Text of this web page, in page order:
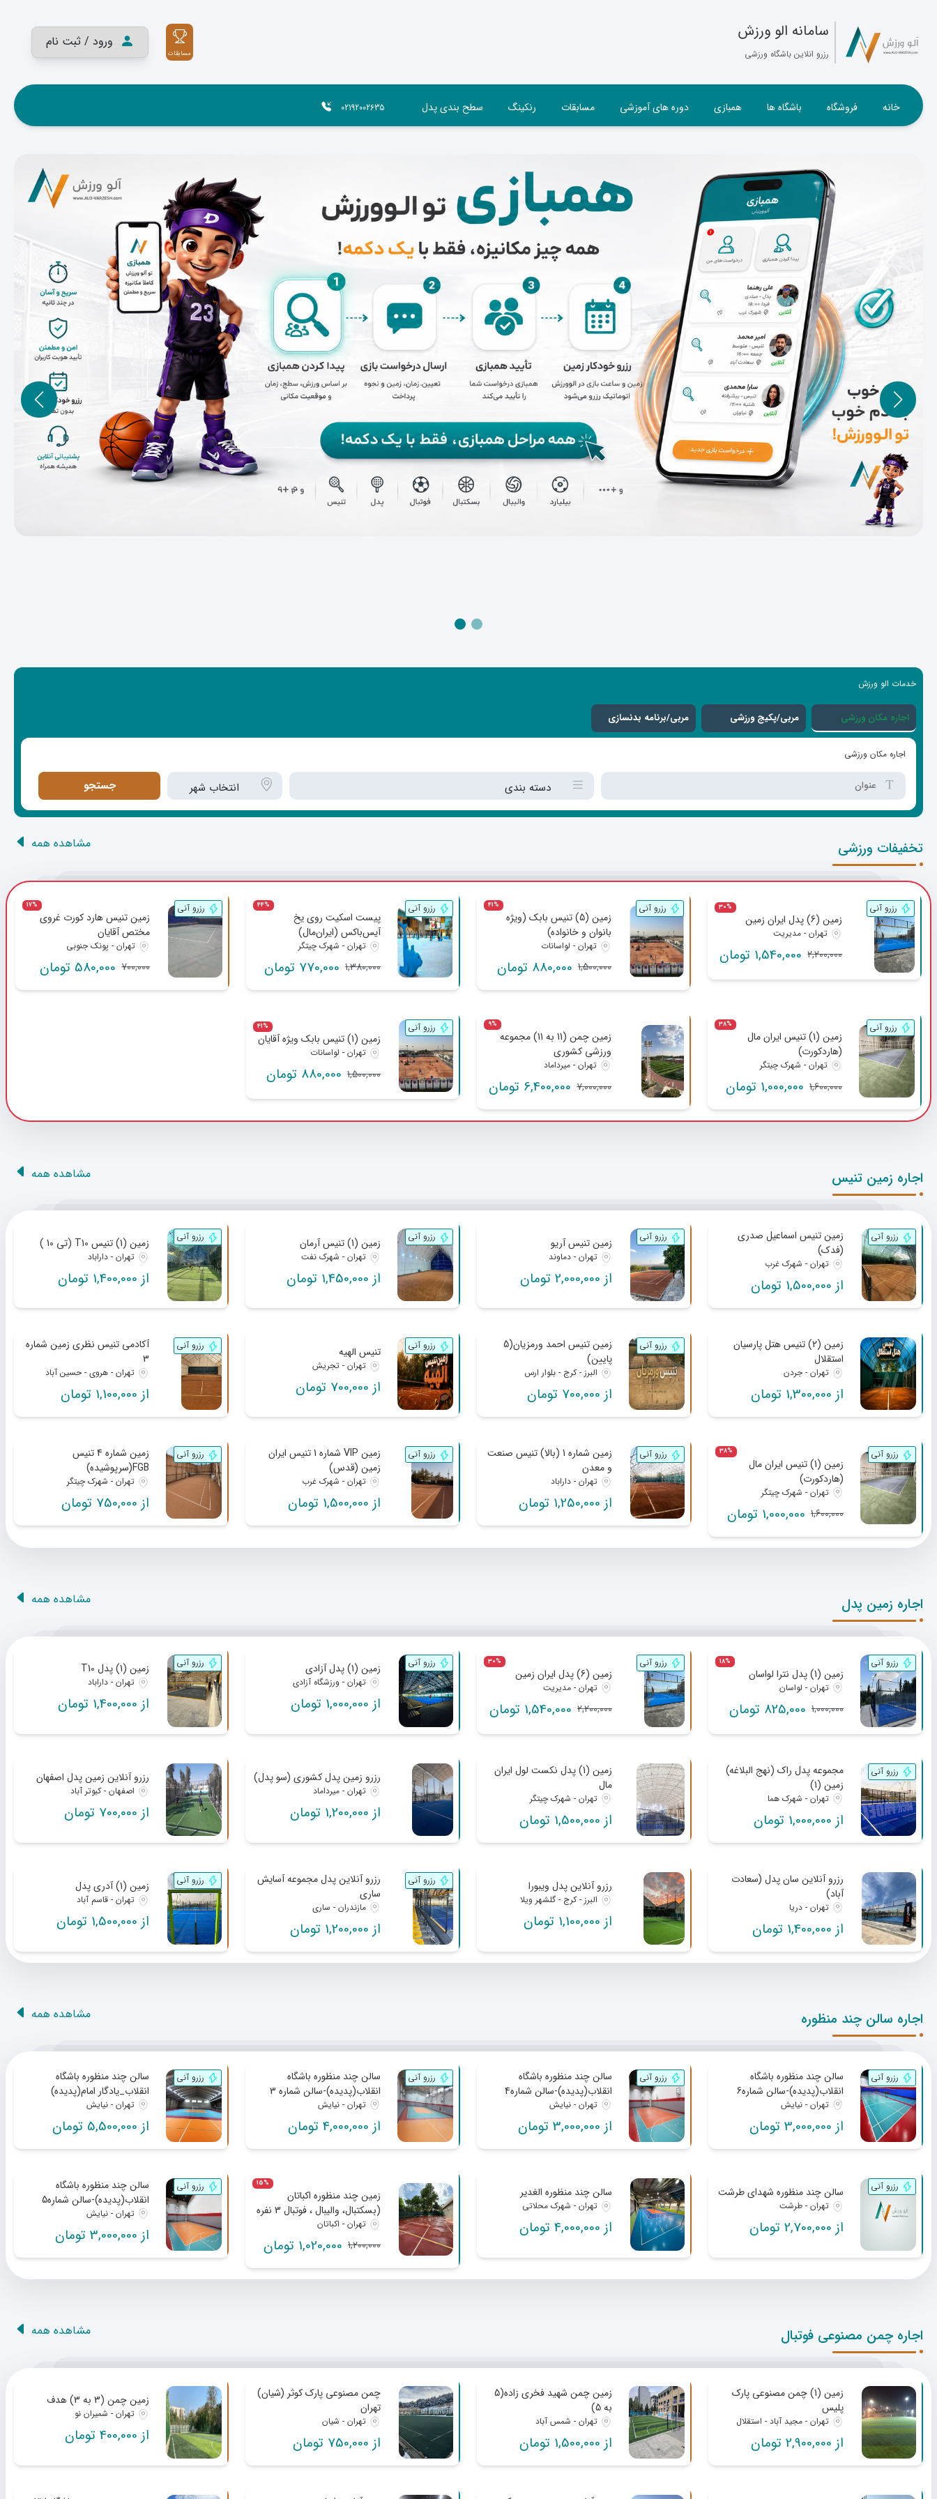
سامانه الو ورزش
رزرو انلاین باشگاه ورزشی مسابقات
ورود / ثبت نام
خانه فروشگاه باشگاه ها همبازی دوره های آموزشی مسابقات رنکینگ سطح بندی پدل 02192002635
خدمات الو ورزش
اجاره مکان ورزشی مربی/پکیج ورزشی مربی/برنامه بدنسازی
اجاره مکان ورزشی
دسته بندی انتخاب شهر جستجو
تخفیفات ورزشی مشاهده همه
رزرو آنی 30%
زمین (6) پدل ایران زمین
تهران - مدیریت
2,200,000 1,540,000 تومان
رزرو آنی 41%
زمین (5) تنیس بابک (ویژه
بانوان و خانواده)
تهران - لواسانات
1,500,000 880,000 تومان
رزرو آنی 44%
پیست اسکیت روی یخ
آیس‌باکس (ایران‌مال)
تهران - شهرک چیتگر
1,380,000 770,000 تومان
رزرو آنی 17%
زمین تنیس هارد کورت غروی
مختص آقایان
تهران - پونک جنوبی
700,000 580,000 تومان
رزرو آنی 38%
زمین (1) تنیس ایران مال
(هاردکورت)
تهران - شهرک چیتگر
1,600,000 1,000,000 تومان
9%
زمین چمن (11 به 11) مجموعه
ورزشی کشوری
تهران - میرداماد
7,000,000 6,400,000 تومان
رزرو آنی 41%
زمین (1) تنیس بابک ویژه آقایان
تهران - لواسانات
1,500,000 880,000 تومان
اجاره زمین تنیس مشاهده همه
رزرو آنی
زمین تنیس اسماعیل صدری
(فدک)
تهران - شهرک غرب
از 1,500,000 تومان
رزرو آنی زمین تنیس آریو
تهران - دماوند
از 2,000,000 تومان
رزرو آنی زمین (1) تنیس آرمان
تهران - شهرک نفت
از 1,450,000 تومان
رزرو آنی زمین (1) تنیس T10 (تی 10 )
تهران - داراباد
از 1,400,000 تومان
زمین (2) تنیس هتل پارسیان
استقلال
تهران - جردن
از 1,300,000 تومان
رزرو آنی
زمین تنیس احمد ورمزیان(5
پایین)
البرز - کرج - بلوار ارس
از 700,000 تومان
رزرو آنی تنیس الهیه
تهران - تجریش
از 700,000 تومان
رزرو آنی
آکادمی تنیس نظری زمین شماره
3
تهران - هروی - حسین آباد
از 1,100,000 تومان
رزرو آنی 38%
زمین (1) تنیس ایران مال
(هاردکورت)
تهران - شهرک چیتگر
1,600,000 1,000,000 تومان
رزرو آنی
زمین شماره 1 (بالا) تنیس صنعت
و معدن
تهران - داراباد
از 1,250,000 تومان
رزرو آنی
زمین VIP شماره 1 تنیس ایران
زمین (قدس)
تهران - شهرک غرب
از 1,500,000 تومان
رزرو آنی
زمین شماره 4 تنیس
FGB(سرپوشیده)
تهران - شهرک چیتگر
از 750,000 تومان
اجاره زمین پدل مشاهده همه
رزرو آنی 18%
زمین (1) پدل نترا لواسان
تهران - لواسان
1,000,000 825,000 تومان
رزرو آنی 30%
زمین (6) پدل ایران زمین
تهران - مدیریت
2,200,000 1,540,000 تومان
رزرو آنی زمین (1) پدل آزادی
تهران - ورزشگاه آزادی
از 1,000,000 تومان
رزرو آنی زمین (1) پدل T10
تهران - داراباد
از 1,400,000 تومان
رزرو آنی
مجموعه پدل راک (نهج البلاغه)
زمین (1)
تهران - شهرک هما
از 1,000,000 تومان
زمین (1) پدل نکست لول ایران
مال
تهران - شهرک چیتگر
از 1,500,000 تومان
رزرو زمین پدل کشوری (سو پدل)
تهران - میرداماد
از 1,200,000 تومان
رزرو آنلاین زمین پدل اصفهان
اصفهان - کبوتر آباد
از 700,000 تومان
رزرو آنلاین سان پدل (سعادت
آباد)
تهران - دریا
از 1,400,000 تومان
رزرو آنلاین پدل ویبورا
البرز - کرج - گلشهر ویلا
از 1,100,000 تومان
رزرو آنی
رزرو آنلاین پدل مجموعه آسایش
ساری
مازندران - ساری
از 1,200,000 تومان
رزرو آنی زمین (1) آدری پدل
تهران - قاسم آباد
از 1,500,000 تومان
اجاره سالن چند منظوره مشاهده همه
رزرو آنی
سالن چند منظوره باشگاه
انقلاب(پدیده)-سالن شماره6
تهران - نیایش
از 3,000,000 تومان
رزرو آنی
سالن چند منظوره باشگاه
انقلاب(پدیده)-سالن شماره4
تهران - نیایش
از 3,000,000 تومان
رزرو آنی
سالن چند منظوره باشگاه
انقلاب(پدیده)-سالن شماره 3
تهران - نیایش
از 4,000,000 تومان
رزرو آنی
سالن چند منظوره باشگاه
انقلاب_یادگار امام(پدیده)
تهران - نیایش
از 5,500,000 تومان
رزرو آنی سالن چند منظوره شهدای طرشت
تهران - طرشت
از 2,700,000 تومان
سالن چند منظوره الغدیر
تهران - شهرک محلاتی
از 4,000,000 تومان
15%
زمین چند منظوره اکباتان
(بسکتبال، والیبال ، فوتبال 3 نفره
، فوتبال تنیسی ، بدمینتون راه
تهران - اکباتان
1,200,000 1,020,000 تومان
رزرو آنی
سالن چند منظوره باشگاه
انقلاب(پدیده)-سالن شماره5
تهران - نیایش
از 3,000,000 تومان
اجاره چمن مصنوعی فوتبال مشاهده همه
زمین (1) چمن مصنوعی پارک
پلیس
تهران - مجید آباد - استقلال
از 2,900,000 تومان
زمین چمن شهید فخری زاده(5
به 5)
تهران - شمس آباد
از 1,500,000 تومان
چمن مصنوعی پارک کوثر (شیان)
تهران
تهران - شیان
از 750,000 تومان
زمین چمن (3 به 3) هدف
تهران - شمیران نو
از 400,000 تومان